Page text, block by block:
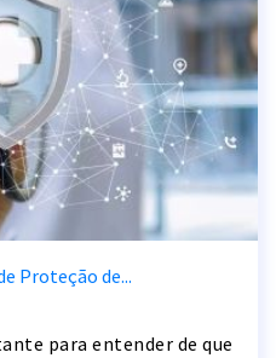
Proteção de...
para entender de que